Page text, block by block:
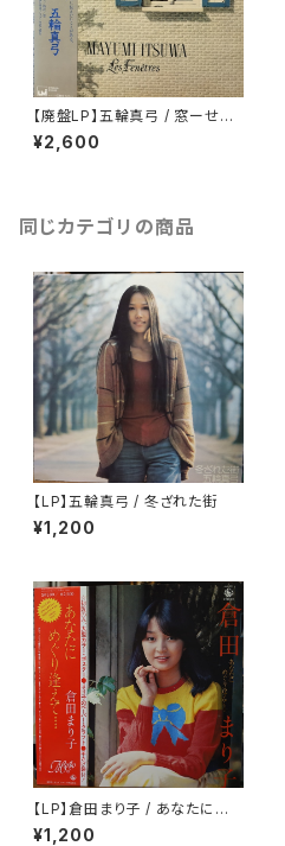
【廃盤LP】五輪真弓 / 窓ーせめ
て愛をー
¥2,600
同じカテゴリの商品
【LP】五輪真弓 / 冬ざれた街
¥1,200
【LP】倉田まり子 / あなたにめぐ
り逢えて・・・・
¥1,200